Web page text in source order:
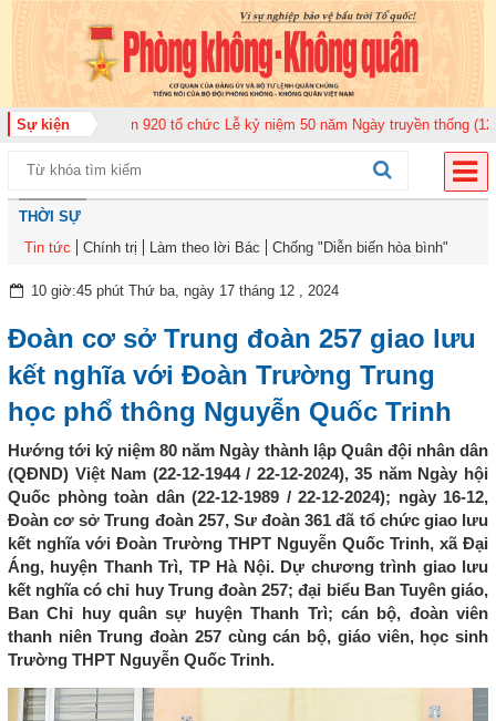
Sự kiện
Không quân 920 tổ chức Lễ kỷ niệm 50 năm Ngày truyền thống (12-11-
THỜI SỰ
Tin tức
Chính trị Làm theo lời Bác Chống "Diễn biến hòa bình"
10 giờ:45 phút Thứ ba, ngày 17 tháng 12 , 2024
Đoàn cơ sở Trung đoàn 257 giao lưu
kết nghĩa với Đoàn Trường Trung
học phổ thông Nguyễn Quốc Trinh
Hướng tới kỷ niệm 80 năm Ngày thành lập Quân đội nhân dân
(QĐND) Việt Nam (22-12-1944 / 22-12-2024), 35 năm Ngày hội
Quốc phòng toàn dân (22-12-1989 / 22-12-2024); ngày 16-12,
Đoàn cơ sở Trung đoàn 257, Sư đoàn 361 đã tổ chức giao lưu
kết nghĩa với Đoàn Trường THPT Nguyễn Quốc Trinh, xã Đại
Áng, huyện Thanh Trì, TP Hà Nội. Dự chương trình giao lưu
kết nghĩa có chỉ huy Trung đoàn 257; đại biểu Ban Tuyên giáo,
Ban Chỉ huy quân sự huyện Thanh Trì; cán bộ, đoàn viên
thanh niên Trung đoàn 257 cùng cán bộ, giáo viên, học sinh
Trường THPT Nguyễn Quốc Trinh.